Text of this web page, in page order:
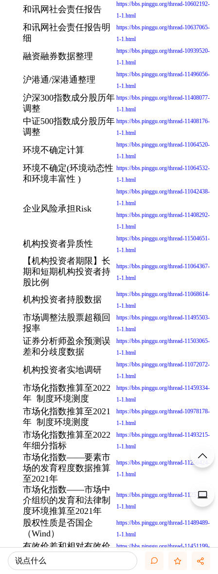
和讯网社会责任报告
https://bbs.pinggu.org/thread-10602192-
1-1.html
和讯网社会责任报告明
细
https://bbs.pinggu.org/thread-10637065-
1-1.html
融资融券数据整理
https://bbs.pinggu.org/thread-10939520-
1-1.html
沪港通/深港通整理
https://bbs.pinggu.org/thread-11496056-
1-1.html
沪深300指数成分股历年
调整
https://bbs.pinggu.org/thread-11408077-
1-1.html
中证500指数成分股历年
调整
https://bbs.pinggu.org/thread-11408176-
1-1.html
环境不确定计算
https://bbs.pinggu.org/thread-11064520-
1-1.html
环境不确定(环境动态性
和环境丰富性 )
https://bbs.pinggu.org/thread-11064532-
1-1.html
企业风险承担Risk
https://bbs.pinggu.org/thread-11042438-
1-1.html
https://bbs.pinggu.org/thread-11408292-
1-1.html
机构投资者异质性
https://bbs.pinggu.org/thread-11504651-
1-1.html
【机构投资者期限】长
期和短期机构投资者持
股比例
https://bbs.pinggu.org/thread-11064367-
1-1.html
机构投资者持股数据
https://bbs.pinggu.org/thread-11068614-
1-1.html
市场调整法股票超额回
报率
https://bbs.pinggu.org/thread-11495503-
1-1.html
证券分析师盈余预测误
差和分歧度数据
https://bbs.pinggu.org/thread-11503065-
1-1.html
机构投资者实地调研
https://bbs.pinggu.org/thread-11072072-
1-1.html
市场化指数推算至2022
年 制度环境测度
https://bbs.pinggu.org/thread-11459334-
1-1.html
市场化指数推算至2021
年 制度环境测度
https://bbs.pinggu.org/thread-10978178-
1-1.html
市场化指数推算至2022
年细分指标
https://bbs.pinggu.org/thread-11493215-
1-1.html
市场化指数——要素市
场的发育程度数据推算
至2021年
https://bbs.pinggu.org/thread-11256424-
1-1.html
市场化指数——市场中
介组织的发育和法律制
度环境推算至2021年
https://bbs.pinggu.org/thread-11257960-
1-1.html
股权性质是否国企
（Wind）
https://bbs.pinggu.org/thread-11489489-
1-1.html
有效价差和相对有效价
差 Roll模型
https://bbs.pinggu.org/thread-11451199-
1-1.html
https://bbs.pinggu.org/thread-11123666-
说点什么